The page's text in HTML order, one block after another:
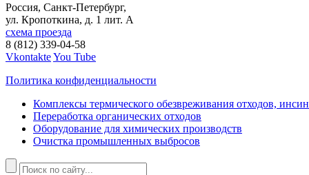
Россия, Санкт-Петербург,
ул. Кропоткина, д. 1 лит. А
схема проезда
8 (812) 339-04-58
VkontakteYou Tube
Политика конфиденциальности
Комплексы термического обезвреживания отходов,
Переработка органических отходов
Оборудование для химических производств
Очистка промышленных выбросов